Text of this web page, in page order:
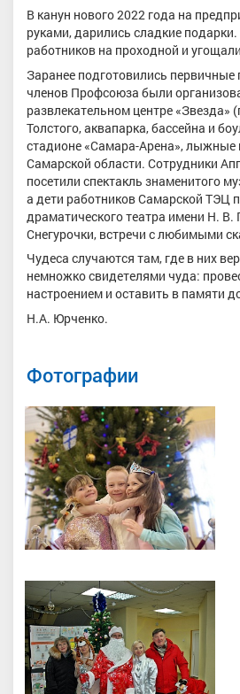
В канун нового 2022 года на
руками, дарились сладкие
работников на проходной и
Заранее подготовились
членов Профсоюза были
развлекательном центре
Толстого, аквапарка, бассейна и
стадионе «Самара-Арена», лыжные
Самарской области. Сотрудники
посетили спектакль знаменитого
а дети работников Самарской ТЭЦ
драматического театра имени Н.
Снегурочки, встречи с любимыми
Чудеса случаются там, где в них
немножко свидетелями чуда:
настроением и оставить в памяти
Н.А. Юрченко.
Фотографии